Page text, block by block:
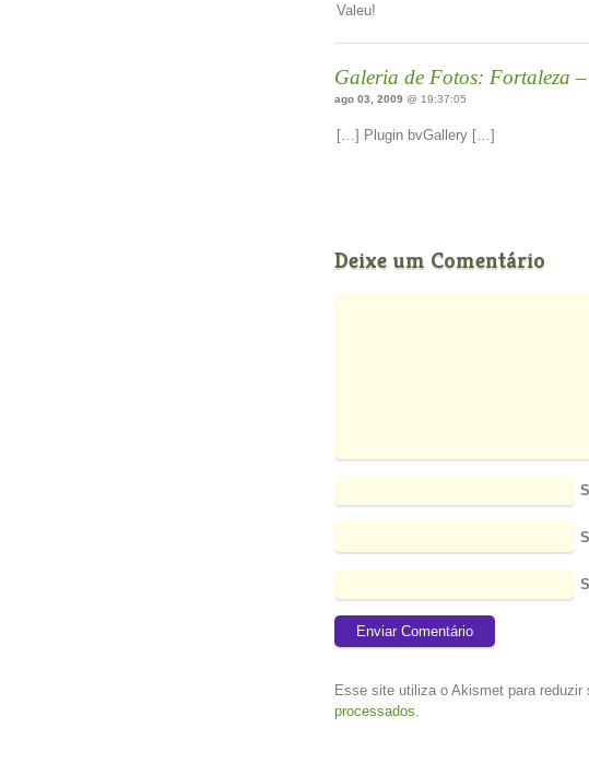
Valeu!
Galeria de Fotos: Fortaleza
ago 03, 2009 @ 19:37:05
[…] Plugin bvGallery […]
Deixe um Comentário
Esse site utiliza o Akismet para reduzir
processados.